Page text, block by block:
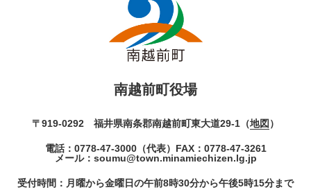
南越前町役場
〒919-0292 福井県南条郡南越前町東大道29-1（地図 ）
電話： 0778-47-3000（代表） FAX：0778-47-3261
メール： soumu@town.minamiechizen.lg.jp
受付時間：月曜から金曜日の午前8時30分から午後5時15分まで